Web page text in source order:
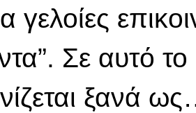
γελοίες
Σε αυτό
ξανά